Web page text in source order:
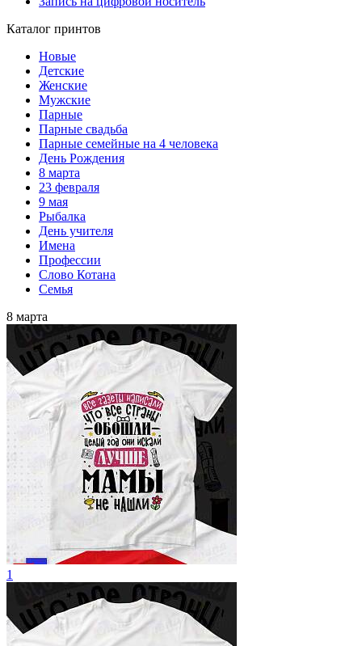
Каталог принтов
Новые
Детские
Женские
Мужские
Парные
Парные свадьба
Парные семейные на 4 человека
День Рождения
8 марта
23 февраля
9 мая
Рыбалка
День учителя
Имена
Профессии
Слово Котана
Семья
8 марта
1